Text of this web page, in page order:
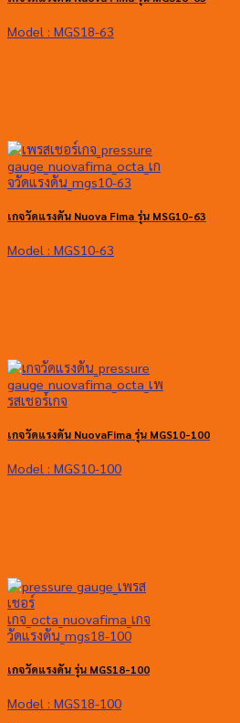
Model : MGS18-63
เกจวัดแรงดัน Nuova Fima รุ่น MSG10-63
Model : MGS10-63
เกจวัดแรงดัน NuovaFima รุ่น MGS10-100
Model : MGS10-100
เกจวัดแรงดัน รุ่น MGS18-100
Model : MGS18-100